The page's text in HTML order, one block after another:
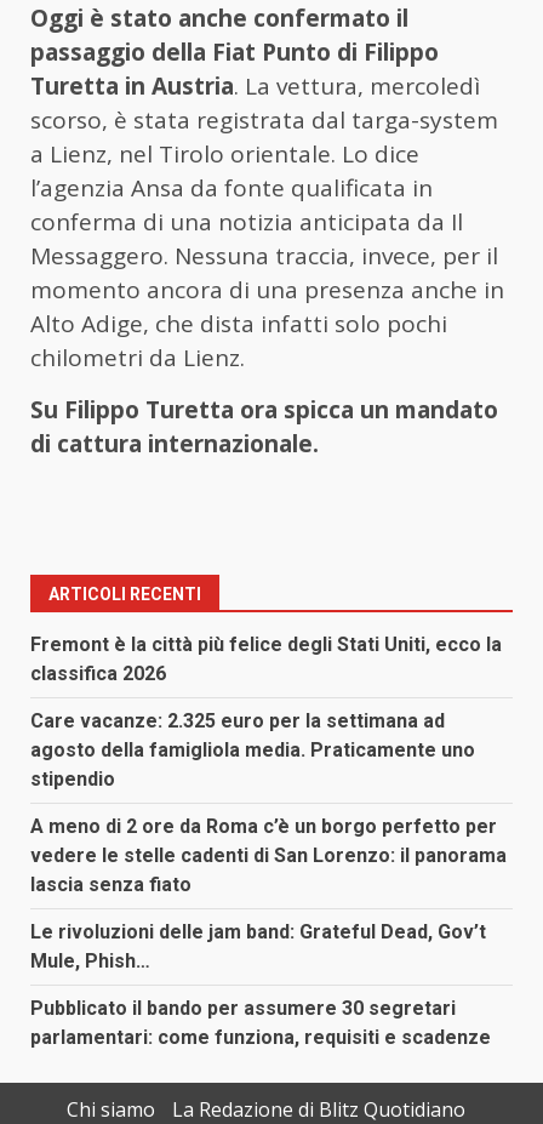
Oggi è stato anche confermato il
passaggio della Fiat Punto di Filippo
Turetta in Austria. La vettura, mercoledì
scorso, è stata registrata dal targa-system
a Lienz, nel Tirolo orientale. Lo dice
l’agenzia Ansa da fonte qualificata in
conferma di una notizia anticipata da Il
Messaggero. Nessuna traccia, invece, per il
momento ancora di una presenza anche in
Alto Adige, che dista infatti solo pochi
chilometri da Lienz.
Su Filippo Turetta ora spicca un mandato
di cattura internazionale.
ARTICOLI RECENTI
Fremont è la città più felice degli Stati Uniti, ecco la
classifica 2026
Care vacanze: 2.325 euro per la settimana ad
agosto della famigliola media. Praticamente uno
stipendio
A meno di 2 ore da Roma c’è un borgo perfetto per
vedere le stelle cadenti di San Lorenzo: il panorama
lascia senza fiato
Le rivoluzioni delle jam band: Grateful Dead, Gov’t
Mule, Phish…
Pubblicato il bando per assumere 30 segretari
parlamentari: come funziona, requisiti e scadenze
Chi siamo La Redazione di Blitz Quotidiano